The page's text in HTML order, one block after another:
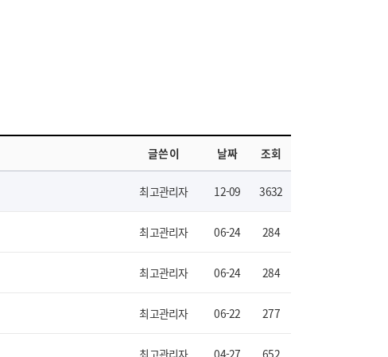
글쓴이 날짜 조회
최고관리자 12-09 3632
최고관리자 06-24 284
최고관리자 06-24 284
최고관리자 06-22 277
최고관리자 04-27 652